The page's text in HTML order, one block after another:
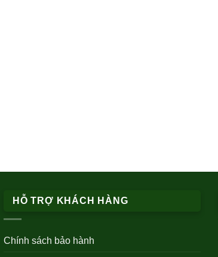
HỖ TRỢ KHÁCH HÀNG
Chính sách bảo hành